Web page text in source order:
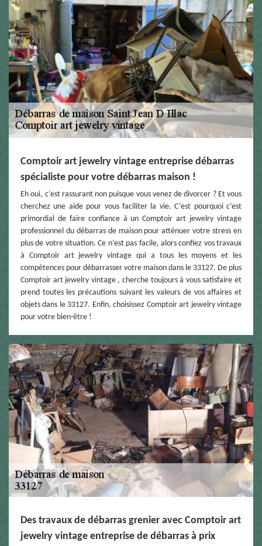
Comptoir art jewelry vintage entreprise débarras
spécialiste pour votre débarras maison !
Eh oui, c’est rassurant non puisque vous venez de divorcer ? Et vous
cherchez une aide pour vous faciliter la vie. C’est pourquoi c’est
primordial de faire confiance à un Comptoir art jewelry vintage
professionnel du débarras de maison pour atténuer votre stress en
plus de votre situation. Ce n’est pas facile, alors confiez vos travaux
à Comptoir art jewelry vintage qui a tous les moyens et les
compétences pour débarrasser votre maison dans le 33127. De plus
Comptoir art jewelry vintage , cherche toujours à vous satisfaire et
prend toutes les précautions suivant les valeurs de vos affaires et
objets dans le 33127. Enfin, choisissez Comptoir art jewelry vintage
pour votre bien-être !
Des travaux de débarras grenier avec Comptoir art
jewelry vintage entreprise de débarras à prix